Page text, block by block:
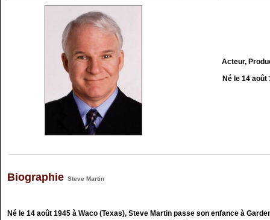
Acteur,
Né le 14 août
Biographie Steve Martin
Né le 14 août 1945 à Waco (Texas), Steve Martin passe son enfance à